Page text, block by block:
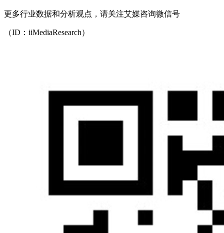
更多行业数据和分析观点，请关注艾媒咨询微信号
（ID：iiMediaResearch）